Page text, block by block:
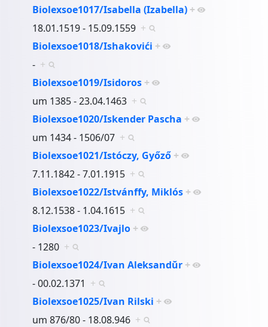
Biolexsoe1017/Isabella (Izabella) +
18.01.1519 - 15.09.1559 +
Biolexsoe1018/Ishakovići +
- +
Biolexsoe1019/Isidoros +
um 1385 - 23.04.1463 +
Biolexsoe1020/Iskender Pascha +
um 1434 - 1506/07 +
Biolexsoe1021/Istóczy, Győző +
7.11.1842 - 7.01.1915 +
Biolexsoe1022/Istvánffy, Miklós +
8.12.1538 - 1.04.1615 +
Biolexsoe1023/Ivajlo +
- 1280 +
Biolexsoe1024/Ivan Aleksandŭr +
- 00.02.1371 +
Biolexsoe1025/Ivan Rilski +
um 876/80 - 18.08.946 +